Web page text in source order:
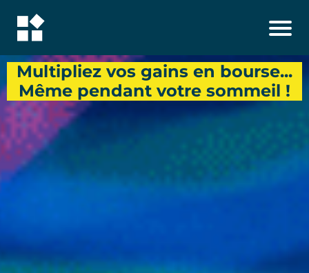
Multipliez vos gains en bourse...
Même pendant votre sommeil !